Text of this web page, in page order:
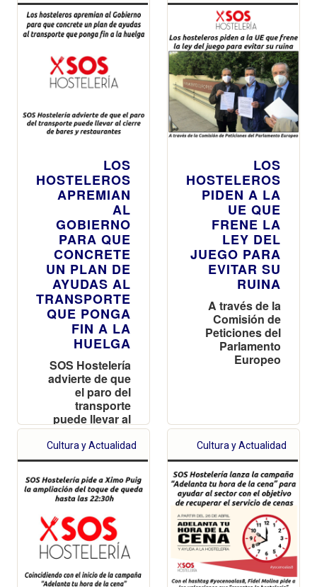
LOS
HOSTELEROS
APREMIAN
AL
GOBIERNO
PARA QUE
CONCRETE
UN PLAN DE
AYUDAS AL
TRANSPORTE
QUE PONGA
FIN A LA
HUELGA
SOS Hostelería
advierte de que
el paro del
transporte
puede llevar al
cierre de bares
y restaurantes
LOS
HOSTELEROS
PIDEN A LA
UE QUE
FRENE LA
LEY DEL
JUEGO PARA
EVITAR SU
RUINA
A través de la
Comisión de
Peticiones del
Parlamento
Europeo
Cultura y Actualidad Cultura y Actualidad